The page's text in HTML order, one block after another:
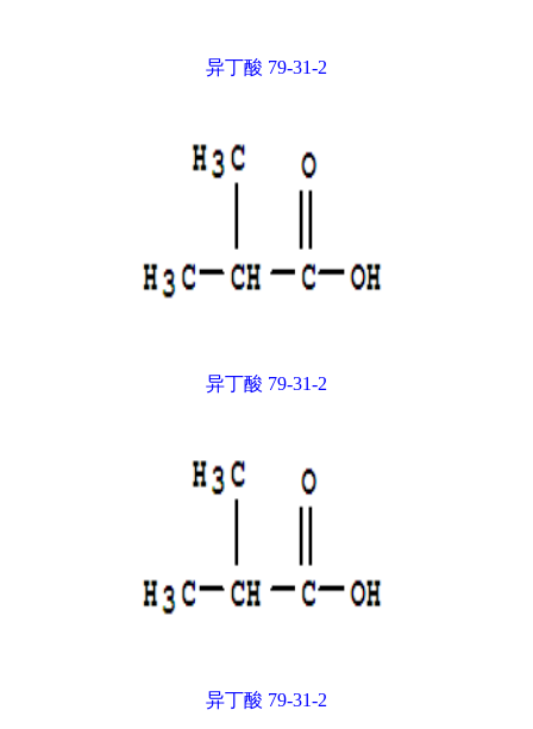
异丁酸 79-31-2
异丁酸 79-31-2
异丁酸 79-31-2